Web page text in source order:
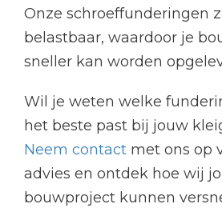
Onze schroeffunderingen
belastbaar, waardoor je
sneller kan worden
Wil je weten welke
het beste past bij jouw
Neem contact met ons op
advies en ontdek hoe wij
bouwproject kunnen